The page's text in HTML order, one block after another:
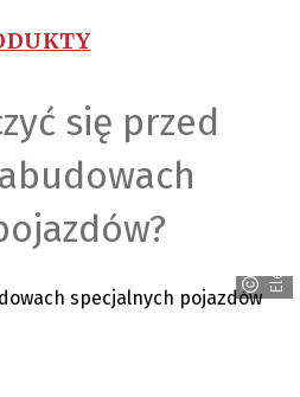
się przed